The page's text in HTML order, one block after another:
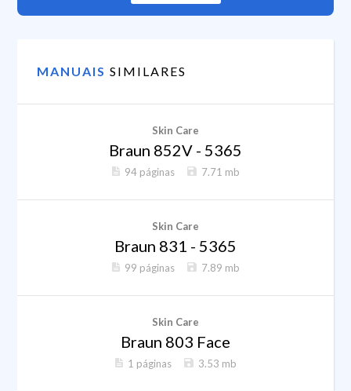
MANUAIS SIMILARES
Skin Care
Braun 852V - 5365
94 páginas 7.71 mb
Skin Care
Braun 831 - 5365
99 páginas 7.89 mb
Skin Care
Braun 803 Face
1 páginas 3.53 mb